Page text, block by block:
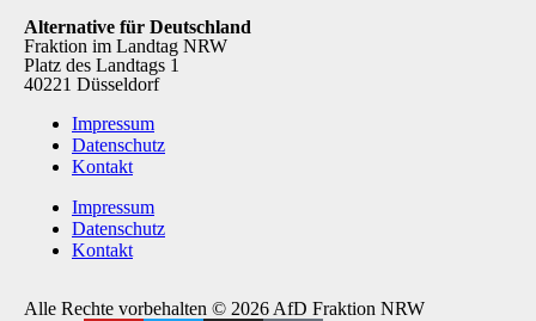
Alternative für Deutschland
Fraktion im Landtag NRW
Platz des Landtags 1
40221 Düsseldorf
Impressum
Datenschutz
Kontakt
Impressum
Datenschutz
Kontakt
Alle Rechte vorbehalten © 2026 AfD Fraktion NRW